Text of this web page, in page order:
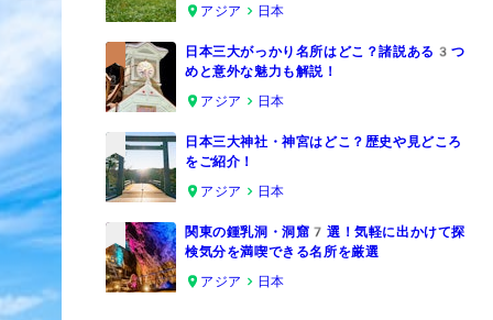
アジア
日本
3
日本三大がっかり名所はどこ？諸説ある3つ
めと意外な魅力も解説！
アジア
日本
4
日本三大神社・神宮はどこ？歴史や見どころ
をご紹介！
アジア
日本
5
関東の鍾乳洞・洞窟7選！気軽に出かけて探
検気分を満喫できる名所を厳選
アジア
日本